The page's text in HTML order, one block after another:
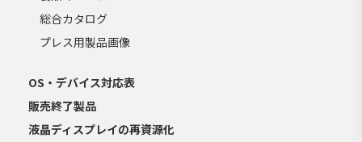
総合カタログ
プレス用製品画像
OS・デバイス対応表
販売終了製品
液晶ディスプレイの再資源化